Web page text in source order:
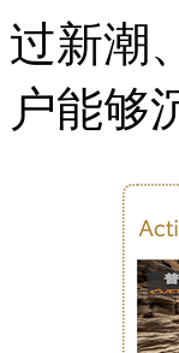
过新潮
户能够